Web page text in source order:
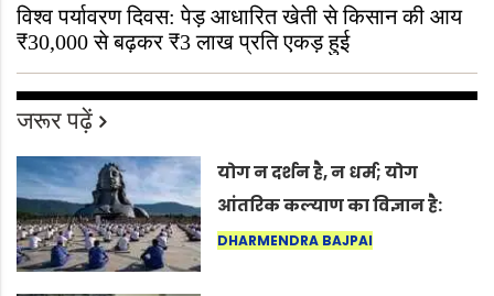
विश्व पर्यावरण दिवस: पेड़ आधारित खेती से किसान की आय
₹30,000 से बढ़कर ₹3 लाख प्रति एकड़ हुई
जरूर पढ़ें
योग न दर्शन है, न धर्म; योग
आंतरिक कल्याण का विज्ञान है:
अंतरराष्ट्रीय योग दिवस 2026 पर
DHARMENDRA BAJPAI